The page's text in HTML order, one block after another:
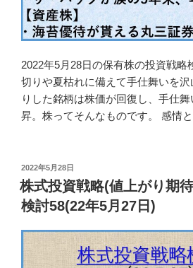
2022年5月28日の保有株の投資戦略
切りや夏枯れに備えて手仕舞いを
りした銘柄は株価が回復し、手仕
昇。株ってそんなものです。 感情
投
稿
日:
2022年5月28日
株式投資戦略(値上がり期
検討58(22年5月27日)